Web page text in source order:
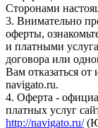
Сторонами
3. Внимательно
оферты,
и платными
договора или
Вам отказаться от
navigato.ru.
4. Оферта -
платных услуг
http://navigato.ru/